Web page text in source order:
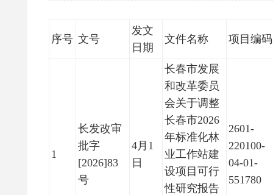
序号 文号
发文
日期
文件名称 项目编码
1
长发改审
批字
[2026]83
号
4月1
日
长春市发展
和改革委员
会关于调整
长春市2026
年标准化林
业工作站建
设项目可行
性研究报告
2601-
220100-
04-01-
551780